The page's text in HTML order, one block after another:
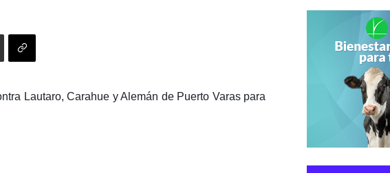
Lautaro, Carahue y Alemán de Puerto Varas para